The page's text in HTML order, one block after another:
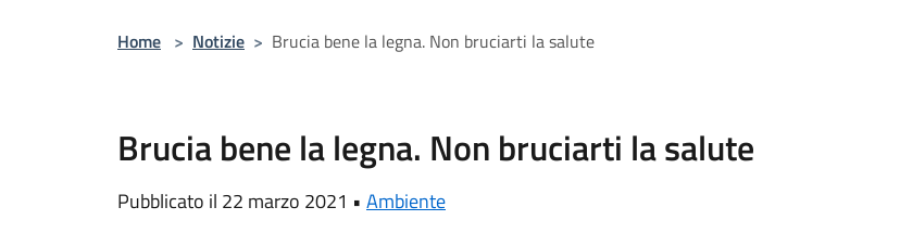
Home > Notizie > Brucia bene la legna. Non bruciarti la salute
Brucia bene la legna. Non bruciarti la salute
Pubblicato il 22 marzo 2021 • Ambiente